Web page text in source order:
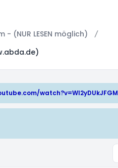
(NUR LESEN möglich)
watch?v=WI2yDUkJFGM